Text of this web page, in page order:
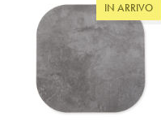
IN ARRIVO